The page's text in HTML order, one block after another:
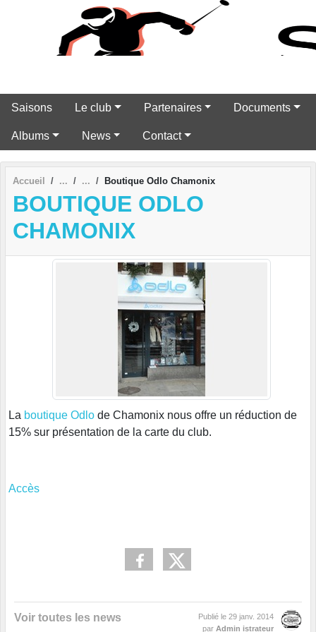
Saisons Le club Partenaires Documents
Albums News Contact
Accueil Boutique Odlo Chamonix
BOUTIQUE ODLO
CHAMONIX
La boutique Odlo de Chamonix nous offre un réduction de
15% sur présentation de la carte du club.
Accès
Voir toutes les news Publié le 29 janv. 2014
par Admin istrateur
Panneau de gestion des cookies